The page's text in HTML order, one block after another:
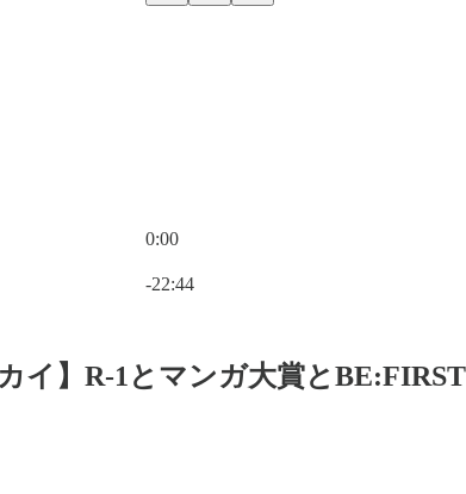
0:00
-22:44
イ】R-1とマンガ大賞と